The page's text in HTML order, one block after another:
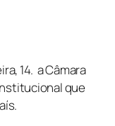
14. a Câmara
que